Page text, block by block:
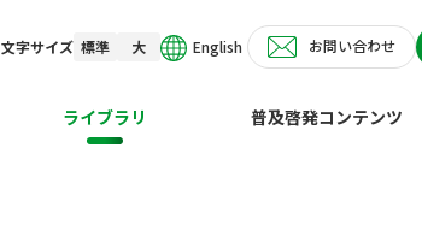
文字サイズ 標準 大 English お問い合わせ
ライブラリ 普及啓発コンテンツ